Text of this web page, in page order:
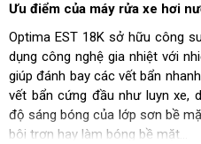
Ưu điểm của máy rửa xe hơi
Optima EST 18K sở hữu công
dụng công nghệ gia nhiệt với
giúp đánh bay các vết bẩn
vết bẩn cứng đầu như luyn xe,
độ sáng bóng của lớp sơn bề
bôi trơn hay làm bóng bề mặt...